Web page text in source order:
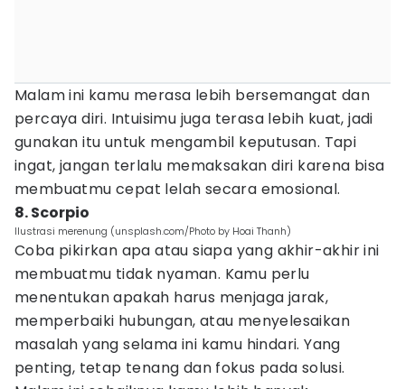
Malam ini kamu merasa lebih bersemangat dan
percaya diri. Intuisimu juga terasa lebih kuat, jadi
gunakan itu untuk mengambil keputusan. Tapi
ingat, jangan terlalu memaksakan diri karena bisa
membuatmu cepat lelah secara emosional.
8. Scorpio
Ilustrasi merenung (unsplash.com/Photo by Hoai Thanh)
Coba pikirkan apa atau siapa yang akhir-akhir ini
membuatmu tidak nyaman. Kamu perlu
menentukan apakah harus menjaga jarak,
memperbaiki hubungan, atau menyelesaikan
masalah yang selama ini kamu hindari. Yang
penting, tetap tenang dan fokus pada solusi.